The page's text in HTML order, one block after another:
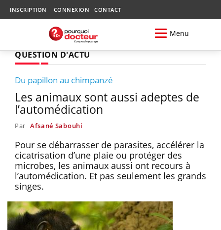
INSCRIPTION CONNEXION CONTACT
Menu
QUESTION D'ACTU
Du papillon au chimpanzé
Les animaux sont aussi adeptes de
l’automédication
Par Afsané Sabouhi
Pour se débarrasser de parasites, accélérer la
cicatrisation d’une plaie ou protéger des
microbes, les animaux aussi ont recours à
l’automédication. Et pas seulement les grands
singes.